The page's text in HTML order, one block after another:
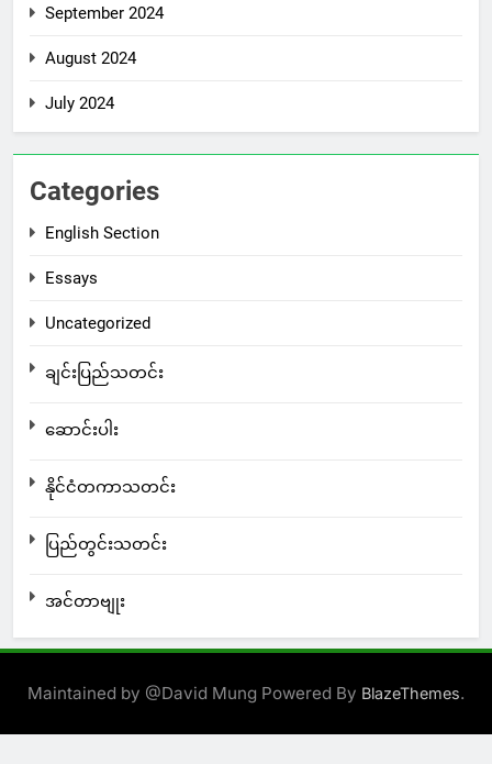
September 2024
August 2024
July 2024
Categories
English Section
Essays
Uncategorized
ချင်းပြည်သတင်း
ဆောင်းပါး
နိုင်ငံတကာသတင်း
ပြည်တွင်းသတင်း
အင်တာဗျုး
Maintained by @David Mung Powered By BlazeThemes.